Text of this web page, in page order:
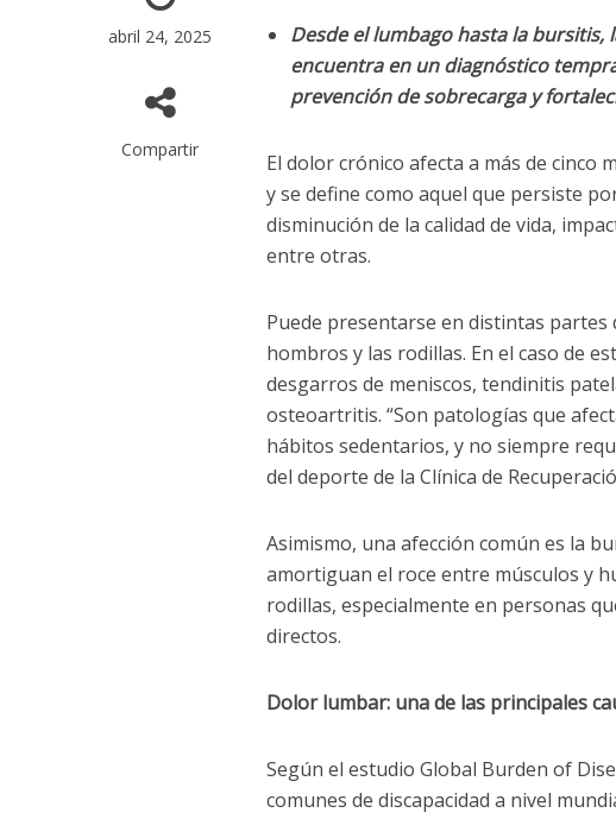
abril 24, 2025
Compartir
Desde el lumbago hasta la bursitis,
encuentra en un diagnóstico
prevención de sobrecarga y
El dolor crónico afecta a más de
y se define como aquel que persiste
disminución de la calidad de vida,
entre otras.
Puede presentarse en distintas partes
hombros y las rodillas. En el caso de
desgarros de meniscos, tendinitis
osteoartritis. “Son patologías que
hábitos sedentarios, y no siempre
del deporte de laClínica de
Asimismo, una afección común es la
amortiguan el roce entre músculos y
rodillas, especialmente en personas
directos.
Dolor lumbar: una de las principales
Según el estudio Global Burden of
comunes de discapacidad a nivel